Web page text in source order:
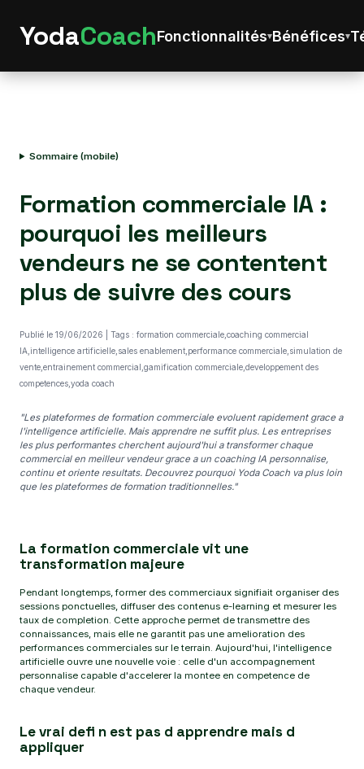
YodaCoachFonctionnalités Bénéfices
Sommaire (mobile)
Formation commerciale IA :
pourquoi les meilleurs
vendeurs ne se contentent
plus de suivre des cours
Publié le 19/06/2026 | Tags : formation commerciale,coaching commercial
IA,intelligence artificielle,sales enablement,performance commerciale,simulation de
vente,entrainement commercial,gamification commerciale,developpement des
competences,yoda coach
"Les plateformes de formation commerciale evoluent rapidement grace a
l'intelligence artificielle. Mais apprendre ne suffit plus. Les entreprises
les plus performantes cherchent aujourd'hui a transformer chaque
commercial en meilleur vendeur grace a un coaching IA personnalise,
continu et oriente resultats. Decouvrez pourquoi Yoda Coach va plus loin
que les plateformes de formation traditionnelles."
La formation commerciale vit une
transformation majeure
Pendant longtemps, former des commerciaux signifiait organiser des
sessions ponctuelles, diffuser des contenus e-learning et mesurer les
taux de completion. Cette approche permet de transmettre des
connaissances, mais elle ne garantit pas une amelioration des
performances commerciales sur le terrain. Aujourd'hui, l'intelligence
artificielle ouvre une nouvelle voie : celle d'un accompagnement
personnalise capable d'accelerer la montee en competence de
chaque vendeur.
Le vrai defi n est pas d apprendre mais d
appliquer